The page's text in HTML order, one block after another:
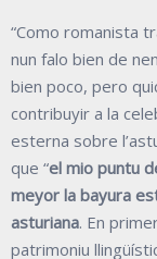
“Como romanista
nun falo bien de
bien poco, pero
contribuyir a la
esterna sobre
que “el mio puntu
meyor la bayura
asturiana. En
patrimoniu